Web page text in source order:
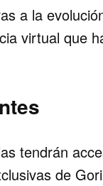
a la
virtual que
tendrán
de